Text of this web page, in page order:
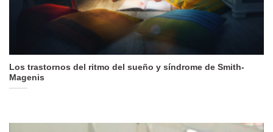
Los trastornos del ritmo del sueño y síndrome de Smith-
Magenis